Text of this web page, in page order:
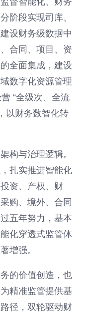
阶段实现司库、
设财务级数据中
合同、项目、资
全面集成，建设
数字化资源管理
“全级次、全流
以财务数智化转
构与治理逻辑。
扎实推进智能化
资、产权、财
购、境外、合同
五年努力，基本
化穿透式监管体
增强。
的价值创造，也
精准监管提供基
径，双轮驱动财